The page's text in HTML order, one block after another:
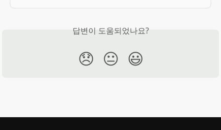
답변이 도움되었나요?
😞 😐 😃